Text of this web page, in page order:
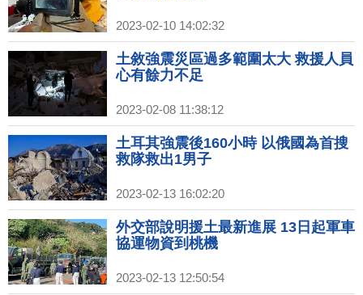
2023-02-10 14:02:32
土敘強震災區過多範圍太大 救援人員
心有餘力不足
2023-02-08 11:38:12
土耳其強震後160小時 以俄國為首搜
救隊救出1男子
2023-02-13 16:02:20
外交部說明援土最新進展 13日起軍車
協運物資到桃機
2023-02-13 12:50:54